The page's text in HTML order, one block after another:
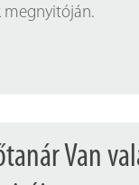
megnyitóján.
Van